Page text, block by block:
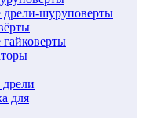
дрели-шуруповерты
для